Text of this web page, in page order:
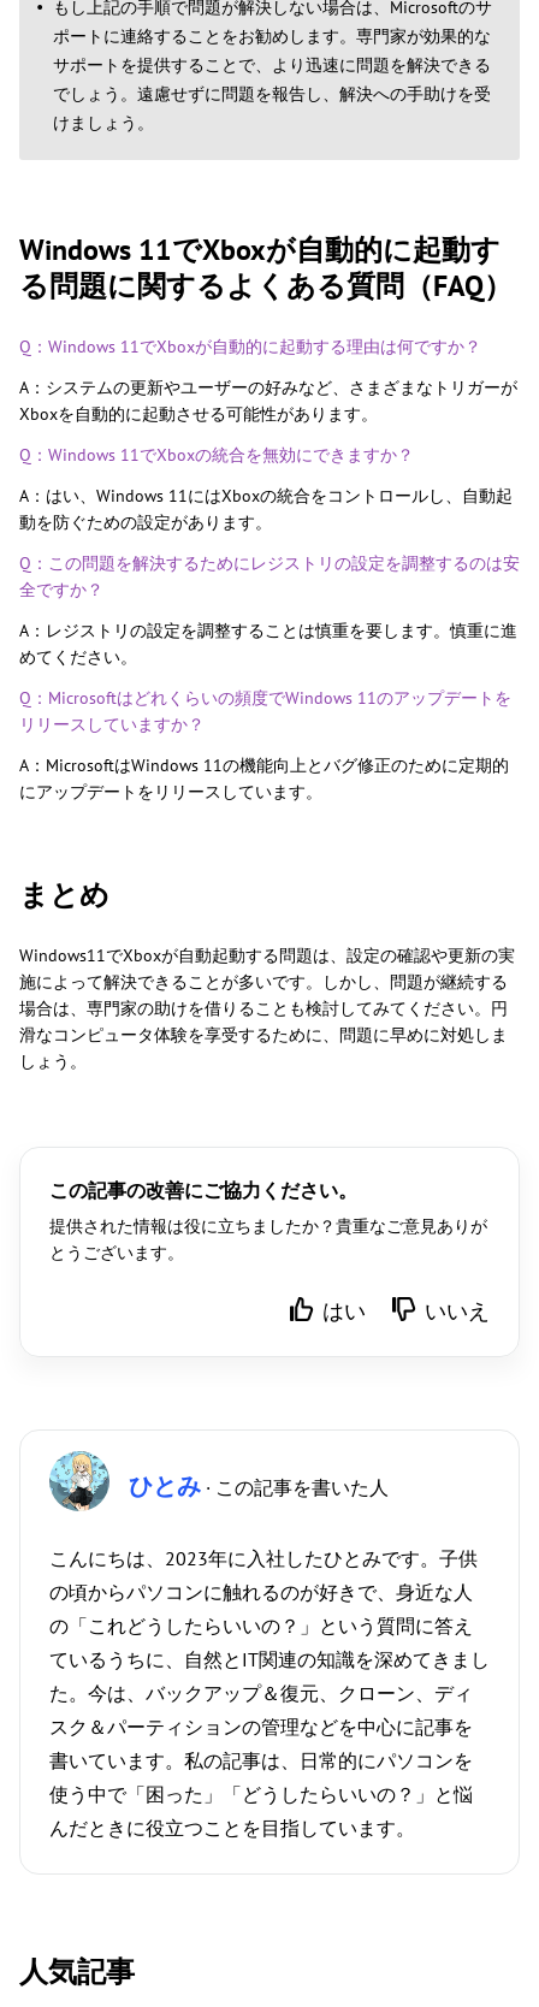
もし上記の手順で問題が解決しない場合は、Microsoftのサ
ポートに連絡することをお勧めします。専門家が効果的な
サポートを提供することで、より迅速に問題を解決できる
でしょう。遠慮せずに問題を報告し、解決への手助けを受
けましょう。
Windows 11でXboxが自動的に起動す
る問題に関するよくある質問（FAQ）
Q：Windows 11でXboxが自動的に起動する理由は何ですか？
A：システムの更新やユーザーの好みなど、さまざまなトリガーが
Xboxを自動的に起動させる可能性があります。
Q：Windows 11でXboxの統合を無効にできますか？
A：はい、Windows 11にはXboxの統合をコントロールし、自動起
動を防ぐための設定があります。
Q：この問題を解決するためにレジストリの設定を調整するのは安
全ですか？
A：レジストリの設定を調整することは慎重を要します。慎重に進
めてください。
Q：Microsoftはどれくらいの頻度でWindows 11のアップデートを
リリースしていますか？
A：MicrosoftはWindows 11の機能向上とバグ修正のために定期的
にアップデートをリリースしています。
まとめ
Windows11でXboxが自動起動する問題は、設定の確認や更新の実
施によって解決できることが多いです。しかし、問題が継続する
場合は、専門家の助けを借りることも検討してみてください。円
滑なコンピュータ体験を享受するために、問題に早めに対処しま
しょう。
この記事の改善にご協力ください。
提供された情報は役に立ちましたか？貴重なご意見ありが
とうございます。
はい いいえ
ひとみ · この記事を書いた人
こんにちは、2023年に入社したひとみです。子供
の頃からパソコンに触れるのが好きで、身近な人
の「これどうしたらいいの？」という質問に答え
ているうちに、自然とIT関連の知識を深めてきまし
た。今は、バックアップ＆復元、クローン、ディ
スク＆パーティションの管理などを中心に記事を
書いています。私の記事は、日常的にパソコンを
使う中で「困った」「どうしたらいいの？」と悩
んだときに役立つことを目指しています。
人気記事